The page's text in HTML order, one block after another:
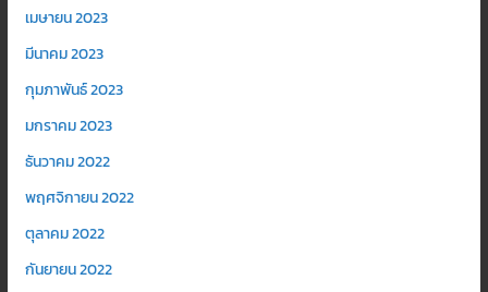
เมษายน 2023
มีนาคม 2023
กุมภาพันธ์ 2023
มกราคม 2023
ธันวาคม 2022
พฤศจิกายน 2022
ตุลาคม 2022
กันยายน 2022